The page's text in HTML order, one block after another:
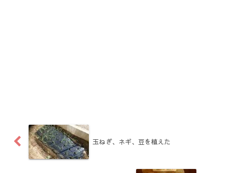
玉ねぎ、ネギ、豆を植えた